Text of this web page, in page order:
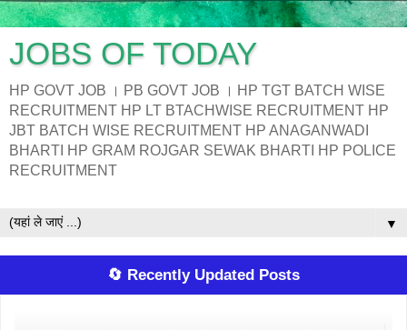
JOBS OF TODAY
HP GOVT JOB । PB GOVT JOB । HP TGT BATCH WISE
RECRUITMENT HP LT BTACHWISE RECRUITMENT HP
JBT BATCH WISE RECRUITMENT HP ANAGANWADI
BHARTI HP GRAM ROJGAR SEWAK BHARTI HP POLICE
RECRUITMENT
▼
🔄 Recently Updated Posts